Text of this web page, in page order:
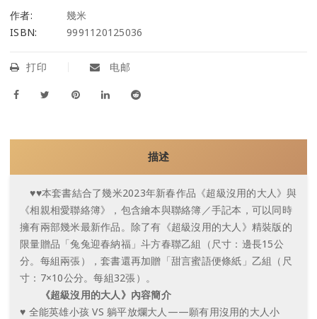
作者:
幾米
ISBN:
9991120125036
打印 电邮
描述
♥♥本套書結合了幾米2023年新春作品《超級沒用的大人》與
《相親相愛聯絡簿》，包含繪本與聯絡簿／手記本，可以同時
擁有兩部幾米最新作品。除了有《超級沒用的大人》精裝版的
限量贈品「兔兔迎春納福」斗方春聯乙組（尺寸：邊長15公
分。每組兩張），套書還再加贈「甜言蜜語便條紙」乙組（尺
寸：7×10公分。每組32張）。
《超級沒用的大人》內容簡介
♥ 全能英雄小孩 VS 躺平放爛大人——願有用沒用的大人小